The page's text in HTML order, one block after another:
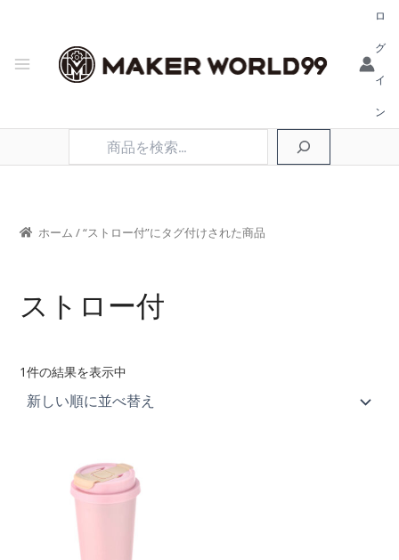
ロ
グ
イ
ン
ホーム / “ストロー付”にタグ付けされた商品
ストロー付
1件の結果を表示中